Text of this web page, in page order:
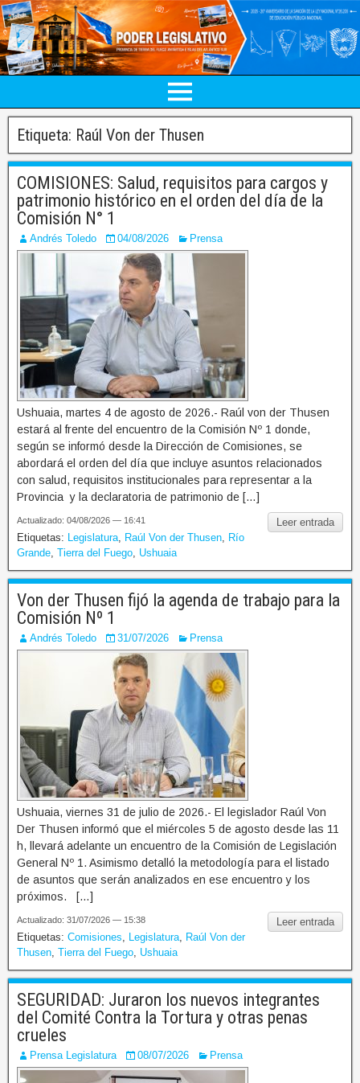
Etiqueta: Raúl Von der Thusen
COMISIONES: Salud, requisitos para cargos y
patrimonio histórico en el orden del día de la
Comisión N° 1
Andrés Toledo 04/08/2026 Prensa
Ushuaia, martes 4 de agosto de 2026.- Raúl von der Thusen
estará al frente del encuentro de la Comisión Nº 1 donde,
según se informó desde la Dirección de Comisiones, se
abordará el orden del día que incluye asuntos relacionados
con salud, requisitos institucionales para representar a la
Provincia y la declaratoria de patrimonio de […]
Leer entrada
Actualizado: 04/08/2026 — 16:41
Etiquetas: Legislatura Raúl Von der Thusen
Río
Grande Tierra del Fuego Ushuaia
Von der Thusen fijó la agenda de trabajo para la
Comisión Nº 1
Andrés Toledo 31/07/2026 Prensa
Ushuaia, viernes 31 de julio de 2026.- El legislador Raúl Von
Der Thusen informó que el miércoles 5 de agosto desde las 11
h, llevará adelante un encuentro de la Comisión de Legislación
General Nº 1. Asimismo detalló la metodología para el listado
de asuntos que serán analizados en ese encuentro y los
próximos. […]
Leer entrada
Actualizado: 31/07/2026 — 15:38
Etiquetas: Comisiones Legislatura
Raúl Von der
Thusen Tierra del Fuego Ushuaia
SEGURIDAD: Juraron los nuevos integrantes
del Comité Contra la Tortura y otras penas
crueles
Prensa Legislatura 08/07/2026 Prensa